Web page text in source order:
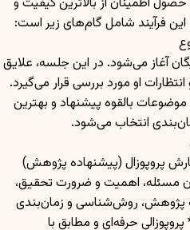
فرآیند شامل گام‌های زیر است:
آغاز می‌شود. در این جلسه، علایق
او مورد بررسی قرار می‌گیرد.
بالقوه پیشنهاد و بهترین
انتخاب می‌شود.
پروپوزال (پیشنهاده پژوهش)
مسئله، اهمیت و ضرورت تحقیق،
پژوهش، روش‌شناسی و زمان‌بندی
حرفه‌ای و مطابق با